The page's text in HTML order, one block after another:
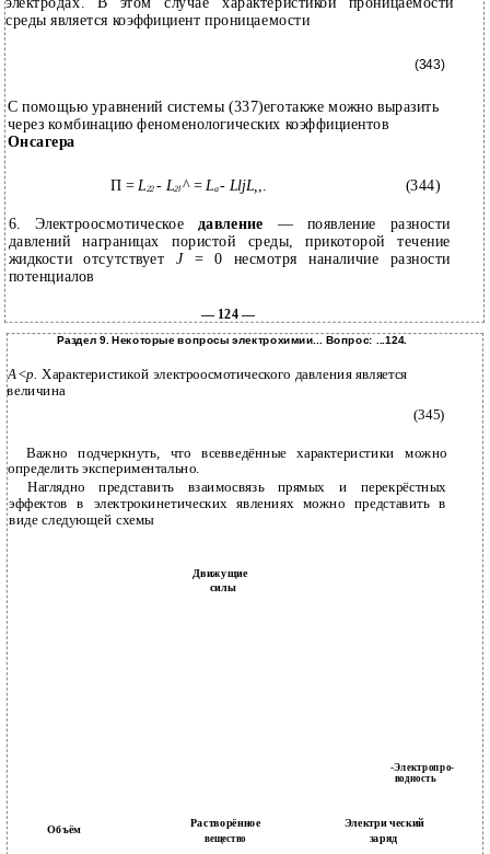
среды является коэффициент проницаемости
(343)
С помощью уравнений системы (337)еготакже можно выразить
через комбинацию феноменологических коэффициентов
Онсагера
П =L22- L2l ^ =La- LljL,,. (344)
6. Электроосмотическое давление — появление разности
давлений награницах пористой среды, прикоторой течение
жидкости отсутствует J = 0 несмотря наналичие разности
потенциалов
— 124 —
Раздел 9. Некоторые вопросы электрохимии... Вопрос: ...124.
А<р.Характеристикой электроосмотического давления является
величина
(345)
Важно подчеркнуть, что всевведённые характеристики можно
определить экспериментально.
Наглядно представить взаимосвязь прямых и перекрёстных
эффектов в электрокинетических явлениях можно представить в
виде следующей схемы
Движущие
силы
-Электропро-
водность
Объём
Растворённое Электри ческий
вещество заряд